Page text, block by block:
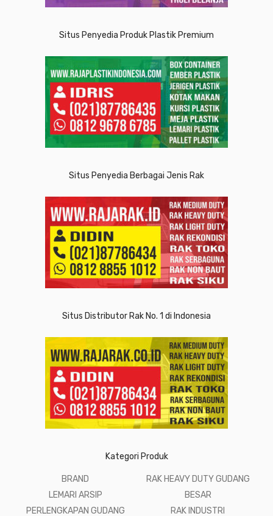
Situs Penyedia Produk Plastik Premium
Situs Penyedia Berbagai Jenis Rak
Situs Distributor Rak No. 1 di Indonesia
Kategori Produk
BRAND
LEMARI ARSIP
PERLENGKAPAN GUDANG
RAK HEAVY DUTY GUDANG
BESAR
RAK INDUSTRI